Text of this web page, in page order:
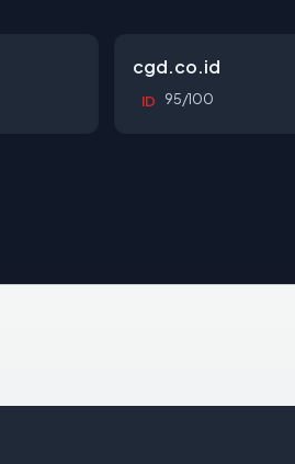
cgd.co.id
ID 95/100